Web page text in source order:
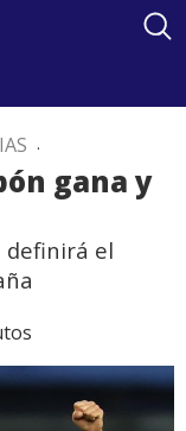
.
gana y
definirá el